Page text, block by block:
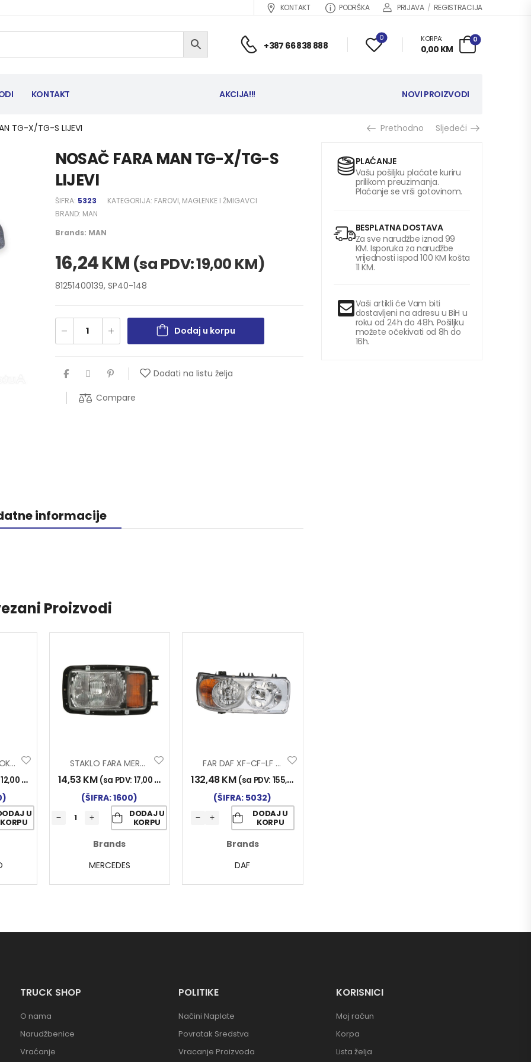
KONTAKT PODRŠKA PRIJAVA / REGISTRACIJA
+387 66 838 888
0 KORPA:
0,00 KM
0
KONTAKT AKCIJA!!! NOVI PROIZVODI
TG-X/TG-S LIJEVI Prethodno Sljedeći
NOSAČ FARA MAN TG-X/TG-S
LIJEVI
ŠIFRA: 5323 KATEGORIJA: FAROVI, MAGLENKE I ŽMIGAVCI
BRAND: MAN
Brands: MAN
16,24KM (sa PDV:19,00 KM)
81251400139, SP40-148
Dodaj u korpu
Dodati na listu želja
Compare
informacije
Proizvodi
ŽMIGAVAC JCB OKRUGLI
12,00 KM
U
KORPU
STAKLO FARA MERCEDES LIJEVO
14,53 KM (sa PDV: 17,00 KM
(ŠIFRA: 1600)
DODAJ U
KORPU
Brands
MERCEDES
FAR DAF XF-CF-LF 03- D
132,48KM (sa PDV: 155,00
(ŠIFRA: 5032)
DODAJ U
KORPU
Brands
DAF
PLAĆANJE
Vašu pošiljku plaćate kuriru
prilikom preuzimanja.
Plaćanje se vrši gotovinom.
BESPLATNA DOSTAVA
Za sve narudžbe iznad 99
KM. Isporuka za narudžbe
vrijednosti ispod 100 KM košta
11 KM.
Vaši artikli će Vam biti
dostavljeni na adresu u BiH u
roku od 24h do 48h. Pošiljku
možete očekivati od 8h do
16h.
TRUCK SHOP
O nama
Narudžbenice
Vraćanje
POLITIKE
Načini Naplate
Povratak Sredstva
Vracanje Proizvoda
KORISNICI
Moj račun
Korpa
Lista želja